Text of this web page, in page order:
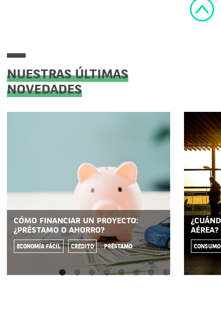
NUESTRAS ÚLTIMAS
NOVEDADES
CÓMO FINANCIAR UN PROYECTO:
¿PRÉSTAMO O AHORRO?
ECONOMÍA FÁCIL CRÉDITO PRÉSTAMO CONSUMO